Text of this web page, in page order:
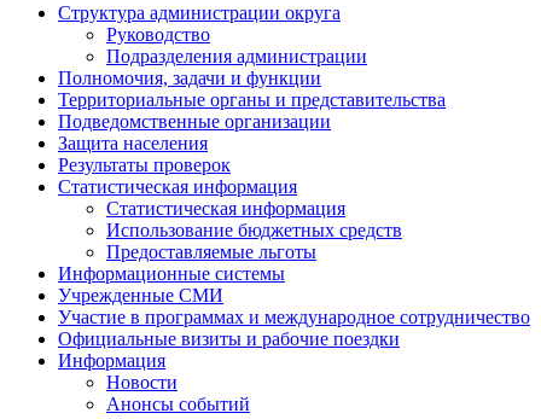
Структура администрации округа
Руководство
Подразделения администрации
Полномочия, задачи и функции
Территориальные органы и представительства
Подведомственные организации
Защита населения
Результаты проверок
Статистическая информация
Статистическая информация
Использование бюджетных средств
Предоставляемые льготы
Информационные системы
Учрежденные СМИ
Участие в программах и международное сотрудничество
Официальные визиты и рабочие поездки
Информация
Новости
Анонсы событий